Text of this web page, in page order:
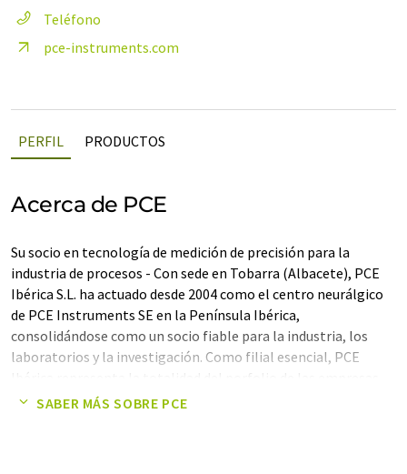
Teléfono
pce-instruments.com
PERFIL PRODUCTOS
Acerca de PCE
Su socio en tecnología de medición de precisión para la
industria de procesos - Con sede en Tobarra (Albacete), PCE
Ibérica S.L. ha actuado desde 2004 como el centro neurálgico
de PCE Instruments SE en la Península Ibérica,
consolidándose como un socio fiable para la industria, los
laboratorios y la investigación. Como filial esencial, PCE
pertenecientes a PCE Instruments SE. Esto incluye no solo un
SABER MÁS SOBRE PCE